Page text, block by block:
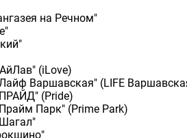
на Речном"
(iLove)
Варшавская" (LIFE
(Pride)
Парк" (Prime Park)